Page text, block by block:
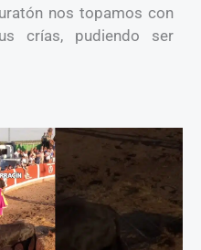
nos topamos con
crías, pudiendo ser